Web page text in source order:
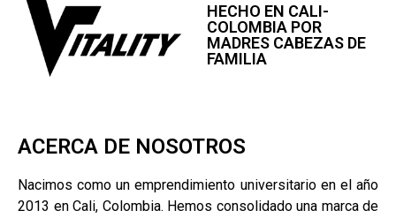
HECHO EN CALI-
COLOMBIA POR
MADRES CABEZAS DE
FAMILIA
ACERCA DE NOSOTROS
Nacimos como un emprendimiento universitario en el año
2013 en Cali, Colombia. Hemos consolidado una marca de